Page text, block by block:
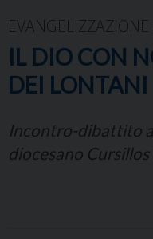
EVANGELIZZAZIONE
IL DIO CON
DEI LONTANI
Incontro-dibattito
diocesano